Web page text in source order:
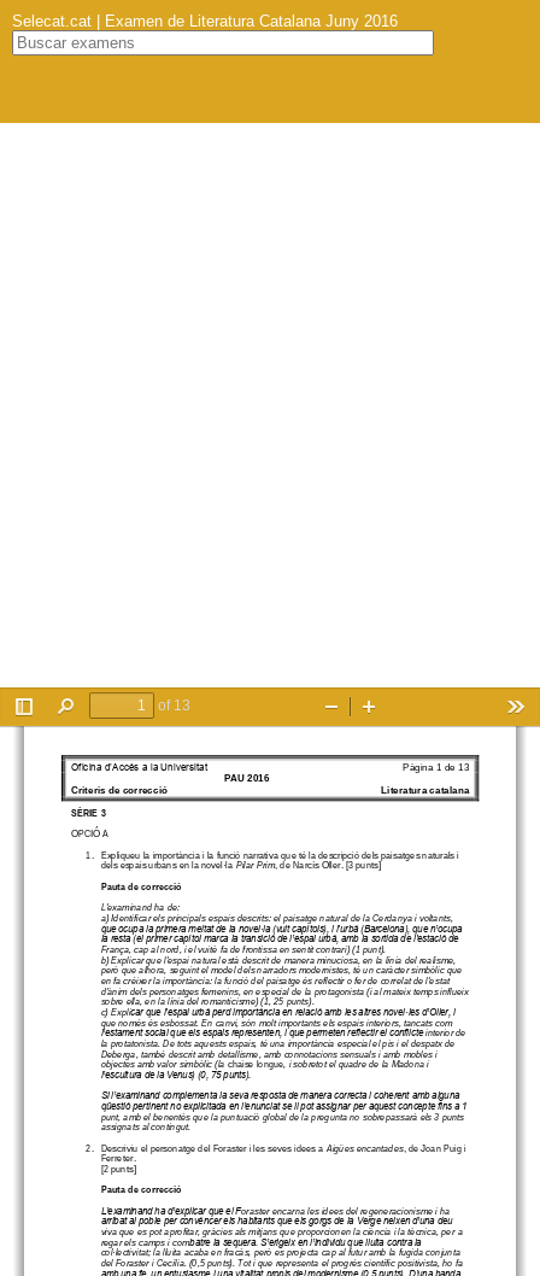
Selecat.cat | Examen de Literatura Catalana Juny 2016